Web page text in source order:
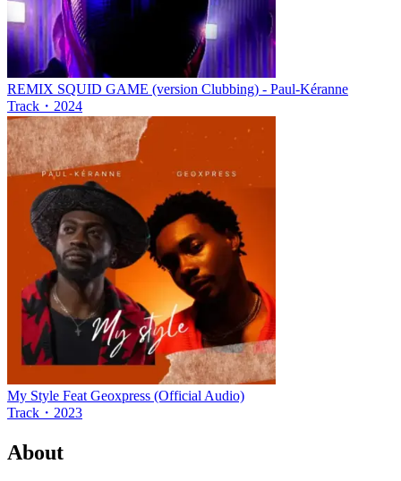
REMIX SQUID GAME (version Clubbing) - Paul-Kéranne
Track ・ 2024
My Style Feat Geoxpress (Official Audio)
Track ・ 2023
About